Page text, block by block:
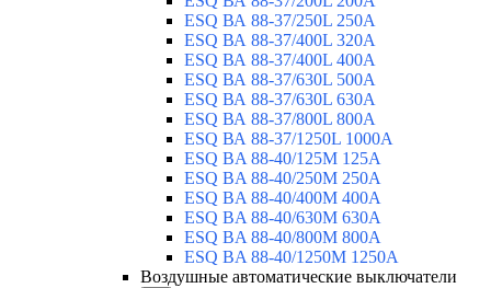
ESQ ВА 88-37/250L 250A
ESQ ВА 88-37/400L 320A
ESQ ВА 88-37/400L 400A
ESQ ВА 88-37/630L 500A
ESQ ВА 88-37/630L 630A
ESQ ВА 88-37/800L 800A
ESQ ВА 88-37/1250L 1000A
ESQ BA 88-40/125M 125A
ESQ BA 88-40/250M 250A
ESQ BA 88-40/400M 400A
ESQ BA 88-40/630М 630A
ESQ BA 88-40/800M 800A
ESQ BA 88-40/1250М 1250A
Воздушные автоматические выключатели